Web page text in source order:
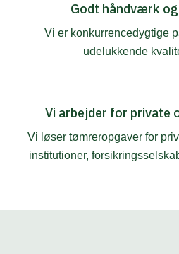
Godt håndværk
Vi er konkurrencedygtige
udelukkende
Vi arbejder for private
​​Vi løser tømreropgaver for
institutioner,